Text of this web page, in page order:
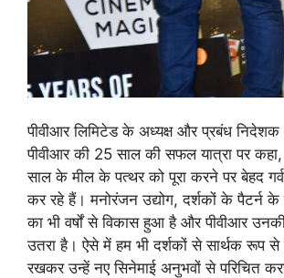
पीवीआर लिमिटेड के अध्यक्ष और प्रबंध
पीवीआर की 25 साल की सफल यात्रा पर
साल के मील के पत्थर को पूरा करने पर बेहद
कर रहे हैं। मनोरंजन उद्योग, दर्शकों के पैटर्न
का भी वर्षों से विकास हुआ है और पीवीआर उनकी
उतरा है। ऐसे में हम भी दर्शकों से सार्थक रूप से
रखकर उन्हें नए सिनेमाई अनुभवों से परिचित